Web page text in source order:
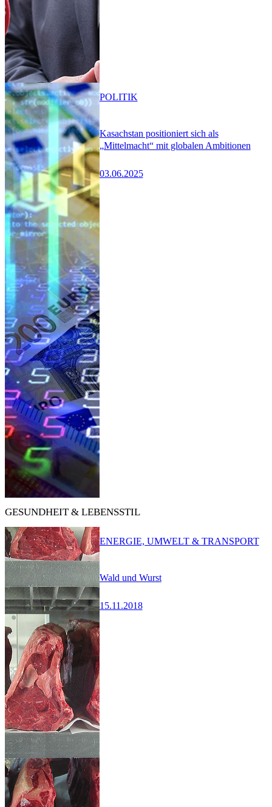
Kasachstan positioniert sich als
„Mittelmacht“ mit globalen Ambitionen
03.06.2025
POLITIK
GESUNDHEIT & LEBENSSTIL
Wald und Wurst
15.11.2018
ENERGIE, UMWELT & TRANSPORT